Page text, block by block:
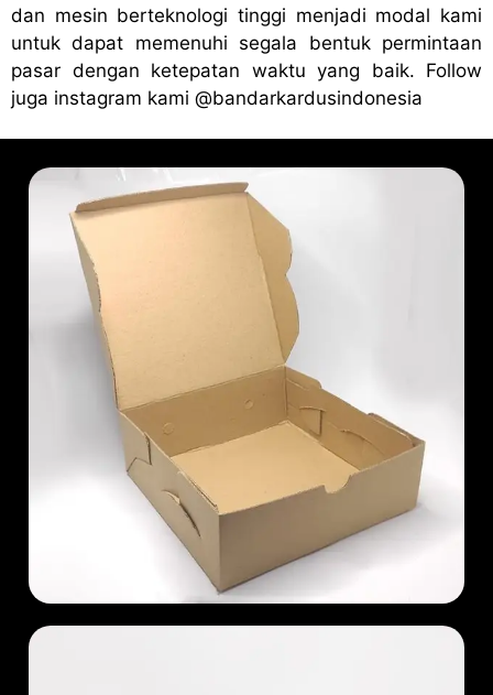
dan mesin berteknologi tinggi menjadi modal kami
untuk dapat memenuhi segala bentuk permintaan
pasar dengan ketepatan waktu yang baik. Follow
juga instagram kami @bandarkardusindonesia